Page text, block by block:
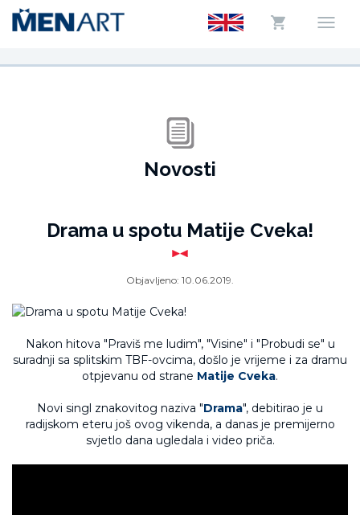
Novosti
Drama u spotu Matije Cveka!
Objavljeno: 10.06.2019.
Nakon hitova "Praviš me ludim", "Visine" i "Probudi se" u
suradnji sa splitskim TBF-ovcima, došlo je vrijeme i za dramu
otpjevanu od strane Matije Cveka.
Novi singl znakovitog naziva "Drama", debitirao je u
radijskom eteru još ovog vikenda, a danas je premijerno
svjetlo dana ugledala i video priča.